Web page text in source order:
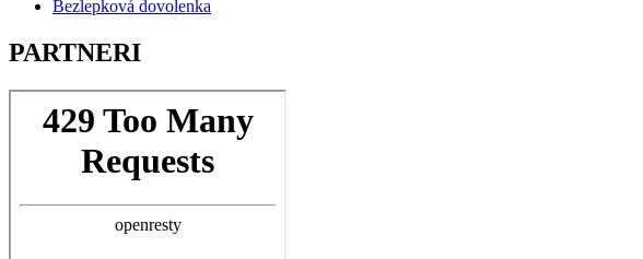
Bezlepková dovolenka
PARTNERI